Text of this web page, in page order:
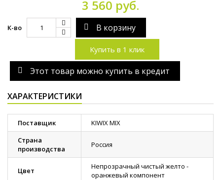
3 560 руб.
К-во В корзину
Купить в 1 клик
Этот товар можно купить в кредит
ХАРАКТЕРИСТИКИ
Поставщик
KIWIX MIX
Страна
производства
Россия
Цвет
Непрозрачный чистый желто -
оранжевый компонент